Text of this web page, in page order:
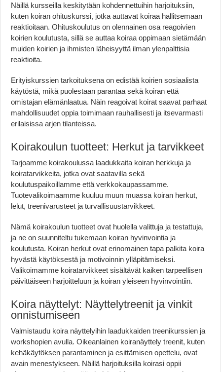
Näillä kursseilla keskitytään kohdennettuihin harjoituksiin,
kuten koiran ohituskurssi, jotka auttavat koiraa hallitsemaan
reaktioitaan. Ohituskoulutus on olennainen osa reagoivien
koirien koulutusta, sillä se auttaa koiraa oppimaan sietämään
muiden koirien ja ihmisten läheisyyttä ilman ylenpalttisia
reaktioita.
Erityiskurssien tarkoituksena on edistää koirien sosiaalista
käytöstä, mikä puolestaan parantaa sekä koiran että
omistajan elämänlaatua. Näin reagoivat koirat saavat parhaat
mahdollisuudet oppia toimimaan rauhallisesti ja itsevarmasti
erilaisissa arjen tilanteissa.
Koirakoulun tuotteet: Herkut ja tarvikkeet
Tarjoamme koirakoulussa laadukkaita koiran herkkuja ja
koiratarvikkeita, jotka ovat saatavilla sekä
koulutuspaikoillamme että verkkokaupassamme.
Tuotevalikoimaamme kuuluu muun muassa koiran herkut,
lelut, treenivarusteet ja turvallisuustarvikkeet.
Nämä koirakoulun tuotteet ovat huolella valittuja ja testattuja,
ja ne on suunniteltu tukemaan koiran hyvinvointia ja
koulutusta. Koiran herkut ovat erinomainen tapa palkita koira
hyvästä käytöksestä ja motivoinnin ylläpitämiseksi.
Valikoimamme koiratarvikkeet sisältävät kaiken tarpeellisen
päivittäiseen harjoitteluun ja koiran yleiseen hyvinvointiin.
Koira näyttelyt: Näyttelytreenit ja vinkit
onnistumiseen
Valmistaudu koira näyttelyihin laadukkaiden treenikurssien ja
workshopien avulla. Oikeanlainen koiranäyttely treenit, kuten
kehäkäytöksen parantaminen ja esittämisen opettelu, ovat
avain menestykseen. Näillä harjoituksilla koirasi oppii